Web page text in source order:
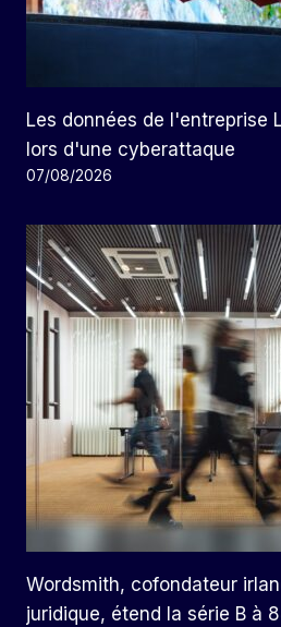
Les données de l'entreprise
lors d'une cyberattaque
07/08/2026
Wordsmith, cofondateur
juridique, étend la série B à